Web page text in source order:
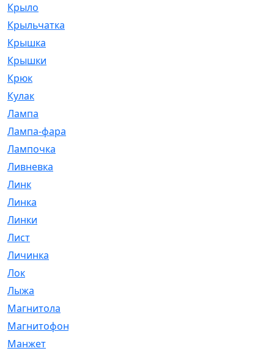
Крыло
Крыльчатка
Крышка
Крышки
Крюк
Кулак
Лампа
Лампа-фара
Лампочка
Ливневка
Линк
Линка
Линки
Лист
Личинка
Лок
Лыжа
Магнитола
Магнитофон
Манжет